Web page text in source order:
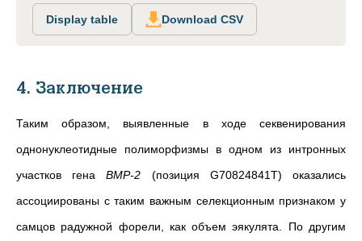
Display table Download CSV
4. Заключение
Таким образом, выявленные в ходе секвенирования
однонуклеотидные полиморфизмы в одном из интронных
участков генаBMP-2 (позиция G70824841T) оказались
ассоциированы с таким важным селекционным признаком у
самцов радужной форели, как объем эякулята. По другим